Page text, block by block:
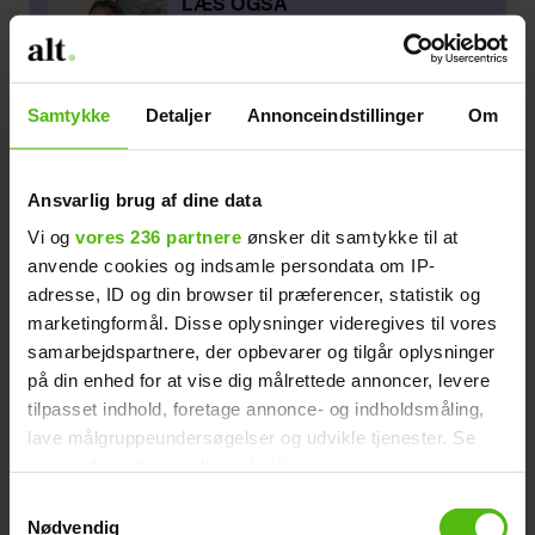
Samtykke Detaljer Annonceindstillinger Om
Ansvarlig brug af dine data
Vi og vores 236 partnere ønsker dit samtykke til at
anvende cookies og indsamle persondata om IP-
adresse, ID og din browser til præferencer, statistik og
marketingformål. Disse oplysninger videregives til vores
samarbejdspartnere, der opbevarer og tilgår oplysninger
på din enhed for at vise dig målrettede annoncer, levere
tilpasset indhold, foretage annonce- og indholdsmåling,
lave målgruppeundersøgelser og udvikle tjenester. Se
tilbage eller ændre indstillinger fra vores
Nødvendig
LÆS OGSÅ
Knækket af kommentarer: Gravid
bodyshamet
Her lyder det blandt andet, at hun to døgn
var i aktiv fødsel i 21 timer, før vidunderet
kom til verden.
- Fire timers søvn på tre dage. Ingen mad
eller drikke, da alt blev kastet op de sidste
21 timer af fødslen, skriver den nybagte
mor og fortsætter:
- Smertestillende blev taget fra mig, da
han ikke ville arbejde med veerne, og det